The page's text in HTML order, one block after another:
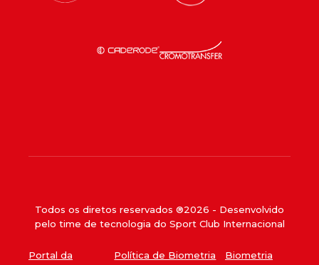
Todos os diretos reservados ®2026 - Desenvolvido
pelo time de tecnologia do Sport Club Internacional
Portal da
Política de Biometria
Biometria